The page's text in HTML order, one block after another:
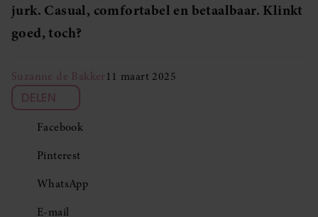
jurk. Casual, comfortabel en betaalbaar. Klinkt
goed, toch?
Suzanne de Bakker11 maart 2025
DELEN
Facebook
Pinterest
WhatsApp
E-mail